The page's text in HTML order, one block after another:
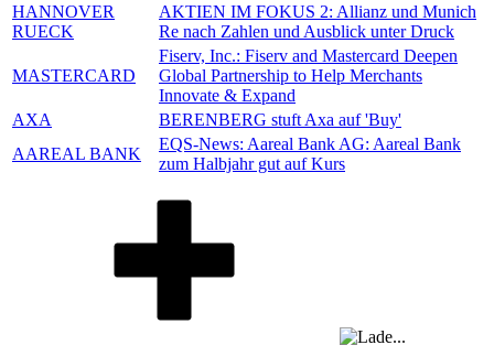
HANNOVER
RUECK
AKTIEN IM FOKUS 2: Allianz und Munich
Re nach Zahlen und Ausblick unter Druck
MASTERCARD
Fiserv, Inc.: Fiserv and Mastercard Deepen
Global Partnership to Help Merchants
Innovate & Expand
AXA
BERENBERG stuft Axa auf 'Buy'
AAREAL BANK
EQS-News: Aareal Bank AG: Aareal Bank
zum Halbjahr gut auf Kurs